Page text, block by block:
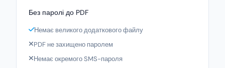
Без паролі до PDF
Немає великого додаткового файлу
PDF не захищено паролем
Немає окремого SMS-пароля